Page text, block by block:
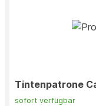
Tintenpatrone
sofort verfügbar